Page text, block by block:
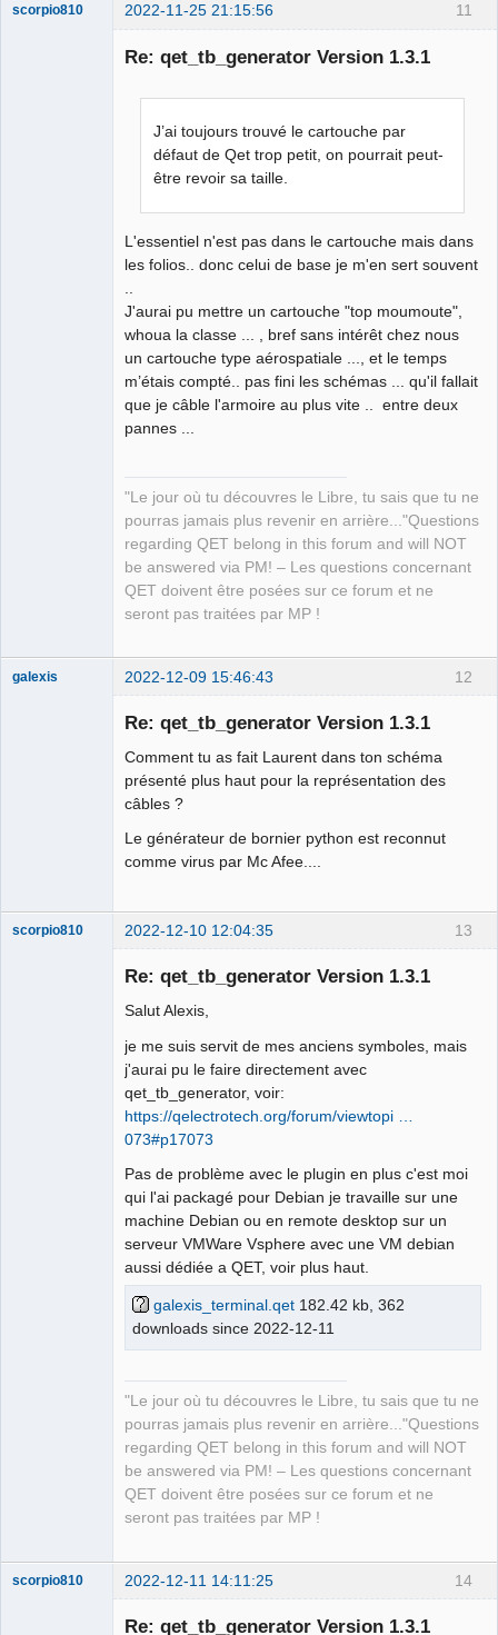
11
scorpio810 2022-11-25 21:15:56
Re: qet_tb_generator Version 1.3.1
J’ai toujours trouvé le cartouche par
défaut de Qet trop petit, on pourrait peut-
être revoir sa taille.
L'essentiel n'est pas dans le cartouche mais dans
les folios.. donc celui de base je m'en sert souvent
..
J'aurai pu mettre un cartouche "top moumoute",
whoua la classe ... , bref sans intérêt chez nous
un cartouche type aérospatiale ..., et le temps
m’étais compté.. pas fini les schémas ... qu'il fallait
que je câble l'armoire au plus vite .. entre deux
pannes ...
"Le jour où tu découvres le Libre, tu sais que tu ne
pourras jamais plus revenir en arrière..."Questions
regarding QET belong in this forum and will NOT
be answered via PM! – Les questions concernant
QET doivent être posées sur ce forum et ne
seront pas traitées par MP !
12
galexis 2022-12-09 15:46:43
Re: qet_tb_generator Version 1.3.1
Comment tu as fait Laurent dans ton schéma
présenté plus haut pour la représentation des
câbles ?
Le générateur de bornier python est reconnut
comme virus par Mc Afee....
13
scorpio810 2022-12-10 12:04:35
Re: qet_tb_generator Version 1.3.1
Salut Alexis,
je me suis servit de mes anciens symboles, mais
j'aurai pu le faire directement avec
qet_tb_generator, voir:
https://qelectrotech.org/forum/viewtopi …
073#p17073
Pas de problème avec le plugin en plus c'est moi
qui l'ai packagé pour Debian je travaille sur une
machine Debian ou en remote desktop sur un
serveur VMWare Vsphere avec une VM debian
aussi dédiée a QET, voir plus haut.
galexis_terminal.qet 182.42 kb, 362
downloads since 2022-12-11
"Le jour où tu découvres le Libre, tu sais que tu ne
pourras jamais plus revenir en arrière..."Questions
regarding QET belong in this forum and will NOT
be answered via PM! – Les questions concernant
QET doivent être posées sur ce forum et ne
seront pas traitées par MP !
14
scorpio810 2022-12-11 14:11:25
Re: qet_tb_generator Version 1.3.1